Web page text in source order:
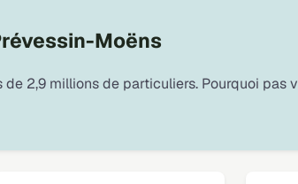
Moëns
2,9 millions de particuliers. Pourquoi pas